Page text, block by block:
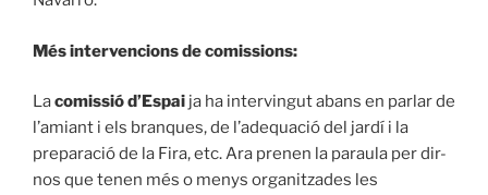
Més intervencions de comissions:
Lacomissió d’Espai ja ha intervingut abans en parlar de
l’amiant i els branques, de l’adequació del jardí i la
preparació de la Fira, etc. Ara prenen la paraula per dir-
nos que tenen més o menys organitzades les